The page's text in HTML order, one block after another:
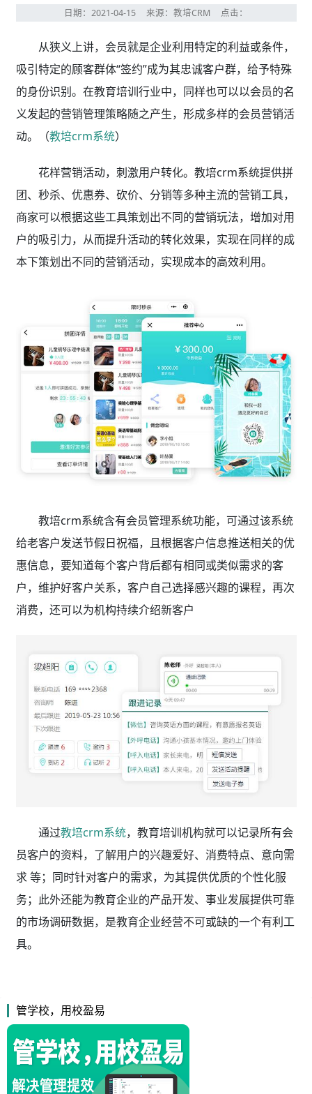
日期：2021-04-15 来源：教培CRM 点击：
从狭义上讲，会员就是企业利用特定的利益或条件，
吸引特定的顾客群体“签约”成为其忠诚客户群，给予特殊
的身份识别。在教育培训行业中，同样也可以以会员的名
义发起的营销管理策略随之产生，形成多样的会员营销活
动。（教培crm系统）
花样营销活动，刺激用户转化。教培crm系统提供拼
团、秒杀、优惠券、砍价、分销等多种主流的营销工具，
商家可以根据这些工具策划出不同的营销玩法，增加对用
户的吸引力，从而提升活动的转化效果，实现在同样的成
本下策划出不同的营销活动，实现成本的高效利用。
教培crm系统含有会员管理系统功能，可通过该系统
给老客户发送节假日祝福，且根据客户信息推送相关的优
惠信息，要知道每个客户背后都有相同或类似需求的客
户，维护好客户关系，客户自己选择感兴趣的课程，再次
消费，还可以为机构持续介绍新客户
通过教培crm系统，教育培训机构就可以记录所有会
员客户的资料，了解用户的兴趣爱好、消费特点、意向需
求 等；同时针对客户的需求，为其提供优质的个性化服
务；此外还能为教育企业的产品开发、事业发展提供可靠
的市场调研数据，是教育企业经营不可或缺的一个有利工
具。
管学校，用校盈易